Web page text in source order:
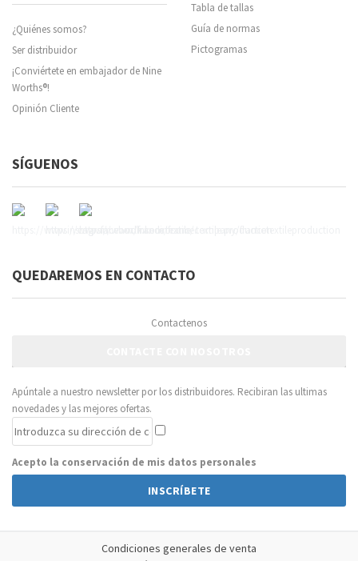
¿Quiénes somos?
Ser distribuidor
¡Conviértete en embajador de Nine
Worths®!
Opinión Cliente
Tabla de tallas
Guía de normas
Pictogramas
SÍGUENOS
QUEDAREMOS EN CONTACTO
Contactenos
Apúntale a nuestro newsletter por los distribuidores. Recibiran las ultimas
novedades y las mejores ofertas.
Acepto la conservación de mis datos personales
INSCRÍBETE
Condiciones generales de venta